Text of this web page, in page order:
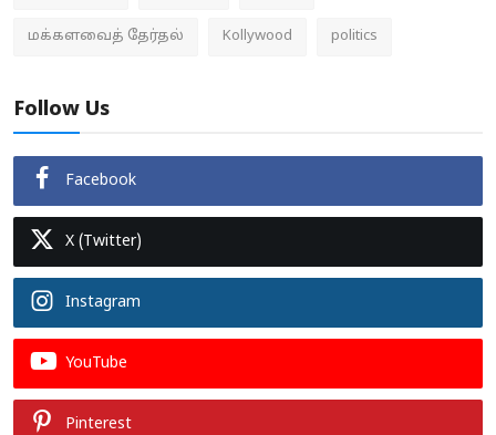
மக்களவைத் தேர்தல் Kollywood politics
Follow Us
Facebook
X (Twitter)
Instagram
YouTube
Pinterest